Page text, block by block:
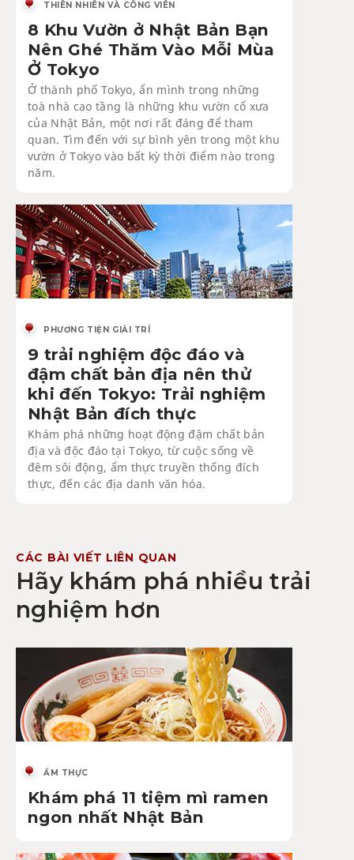
THIÊN NHIÊN VÀ CÔNG VIÊN
8 Khu Vườn ở Nhật Bản Bạn
Nên Ghé Thăm Vào Mỗi Mùa
Ở Tokyo
Ở thành phố Tokyo, ẩn mình trong những
toà nhà cao tầng là những khu vườn cổ xưa
của Nhật Bản, một nơi rất đáng để tham
quan. Tìm đến với sự bình yên trong một khu
vườn ở Tokyo vào bất kỳ thời điểm nào trong
năm.
PHƯƠNG TIỆN GIẢI TRÍ
9 trải nghiệm độc đáo và
đậm chất bản địa nên thử
khi đến Tokyo: Trải nghiệm
Nhật Bản đích thực
Khám phá những hoạt động đậm chất bản
địa và độc đáo tại Tokyo, từ cuộc sống về
đêm sôi động, ẩm thực truyền thống đích
thực, đến các địa danh văn hóa.
CÁC BÀI VIẾT LIÊN QUAN
Hãy khám phá nhiều trải
nghiệm hơn
ẨM THỰC
Khám phá 11 tiệm mì ramen
ngon nhất Nhật Bản